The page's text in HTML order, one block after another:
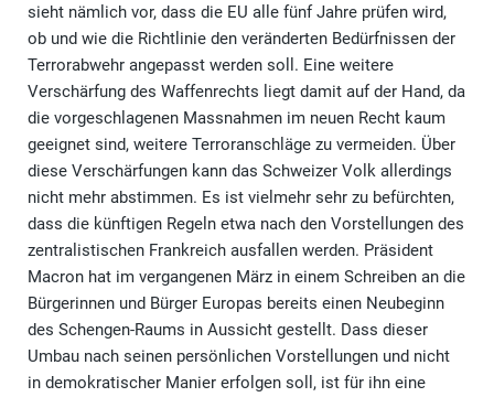
sieht nämlich vor, dass die EU alle fünf Jahre prüfen wird,
ob und wie die Richtlinie den veränderten Bedürfnissen der
Terrorabwehr angepasst werden soll. Eine weitere
Verschärfung des Waffenrechts liegt damit auf der Hand, da
die vorgeschlagenen Massnahmen im neuen Recht kaum
geeignet sind, weitere Terroranschläge zu vermeiden. Über
diese Verschärfungen kann das Schweizer Volk allerdings
nicht mehr abstimmen. Es ist vielmehr sehr zu befürchten,
dass die künftigen Regeln etwa nach den Vorstellungen des
zentralistischen Frankreich ausfallen werden. Präsident
Macron hat im vergangenen März in einem Schreiben an die
Bürgerinnen und Bürger Europas bereits einen Neubeginn
des Schengen-Raums in Aussicht gestellt. Dass dieser
Umbau nach seinen persönlichen Vorstellungen und nicht
in demokratischer Manier erfolgen soll, ist für ihn eine